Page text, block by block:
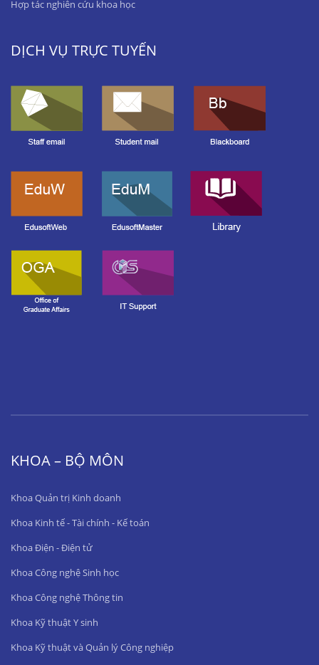
Hợp tác nghiên cứu khoa học
DỊCH VỤ TRỰC TUYẾN
KHOA – BỘ MÔN
Khoa Quản trị Kinh doanh
Khoa Kinh tế - Tài chính - Kế toán
Khoa Điện - Điện tử
Khoa Công nghệ Sinh học
Khoa Công nghệ Thông tin
Khoa Kỹ thuật Y sinh
Khoa Kỹ thuật và Quản lý Công nghiệp